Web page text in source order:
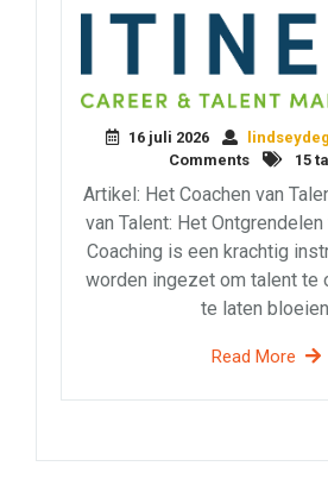
16 juli 2026
Comments
15
Artikel: Het Coachen van
van Talent: Het
Coaching is een krachtig
worden ingezet om talent te
te laten
Read More